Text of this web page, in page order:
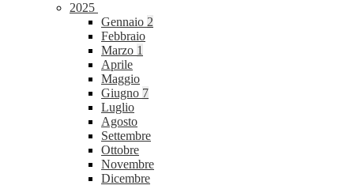
2025
Gennaio 2
Febbraio
Marzo 1
Aprile
Maggio
Giugno 7
Luglio
Agosto
Settembre
Ottobre
Novembre
Dicembre